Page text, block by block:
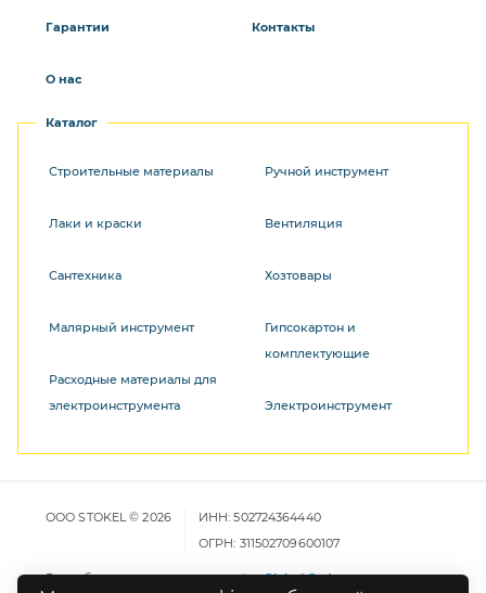
Гарантии
О нас
Контакты
Каталог
Строительные материалы
Лаки и краски
Сантехника
Малярный инструмент
Расходные материалы для
электроинструмента
Ручной инструмент
Вентиляция
Хозтовары
Гипсокартон и
комплектующие
Электроинструмент
ООО STOKEL © 2026
ИНН: 502724364440
ОГРН: 311502709600107
Разработка и продвижение сайтаGlobal Code